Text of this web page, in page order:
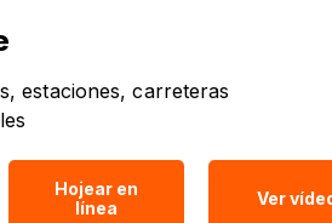
estaciones, carreteras
Hojear en
línea
Ver